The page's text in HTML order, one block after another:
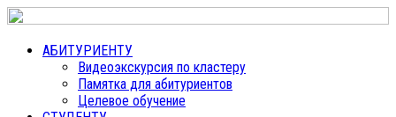
АБИТУРИЕНТУ
Видеоэкскурсия по кластеру
Памятка для абитуриентов
Целевое обучение